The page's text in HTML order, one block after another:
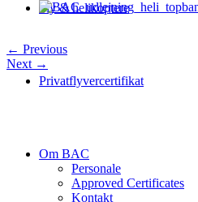
Fly & helikoptere
Privatflyvercertifikat
Om BAC
Personale
Approved Certificates
Kontakt
← Previous
Next →